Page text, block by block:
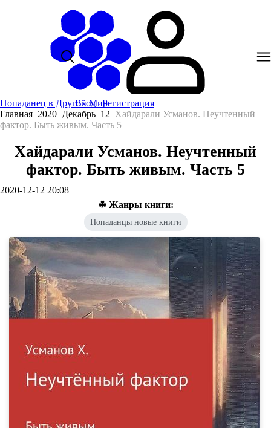
Попаданец в Другой Мир
Вход|Регистрация
Главная 2020 Декабрь 12 Хайдарали Усманов. Неучтенный
фактор. Быть живым. Часть 5
Хайдарали Усманов. Неучтенный
фактор. Быть живым. Часть 5
2020-12-12 20:08
☘ Жанры книги:
Попаданцы новые книги